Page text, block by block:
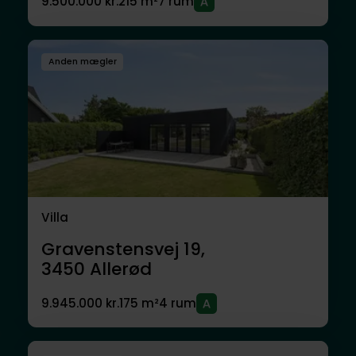
Anden mægler
Villa
Gravenstensvej 19,
3450 Allerød
9.945.000 kr.175 m²4 rum